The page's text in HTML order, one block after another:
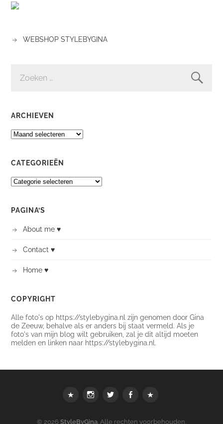
WEBSHOP STYLEBYGINA
NAAR:
ARCHIEVEN
ARCHIEVEN
CATEGORIEËN
CATEGORIEËN
PAGINA’S
About me ♥
Contact ♥
Home ♥
COPYRIGHT
Alle foto's op https://stylebygina.nl zijn genomen door Gina
de Zeeuw, behalve als er anders bij staat vermeld. Als je
foto's van mijn blog wilt gebruiken, zal je dit altijd moeten
melden en linken naar https://stylebygina.nl.
WebshopinstagramTwitter Facebook
© 2026 StyleByGina . Alle rechten voorbehouden.